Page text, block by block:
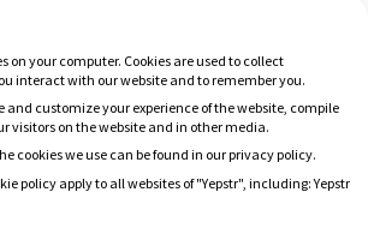
on your computer. Cookies are used to collect
interact with our website and to remember you.
and customize your experience of the website, compile
visitors on the website and in other media.
cookies we use can be found in our privacy policy.
policy apply to all websites of "Yepstr", including: Yepstr